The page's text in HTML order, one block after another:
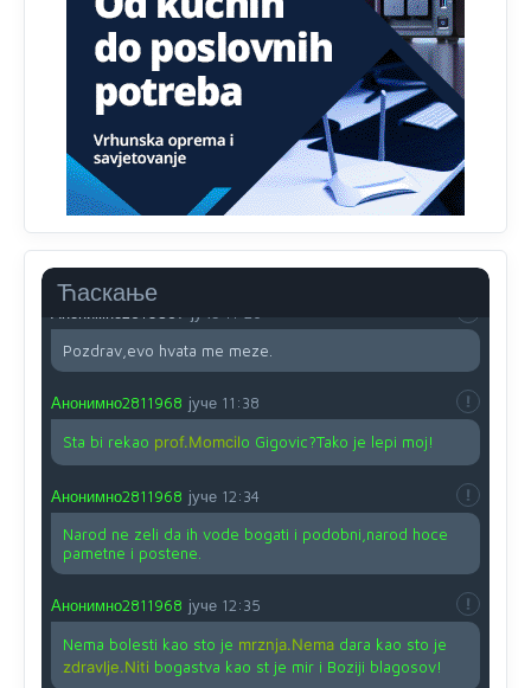
Ћаскање
Proguglajte
Анонимно2810587 јуче
O kako su cudni lvi ljudi,uzeli bi sve da mogu...a ja srce
svima fajem,radujem se tudjoj sreci.I ko ima i ko nema
na iso ce mjesto leci!
Анонимно2810587 јуче
11:24
Pozdrav,evo hvata me meze.
Анонимно2811968 јуче 11:38
Sta bi rekao prof.Momcilo Gigovic?Tako je lepi moj!
Анонимно2811968 јуче 12:34
Narod ne zeli da ih vode bogati i podobni,narod hoce
pametne i postene.
Анонимно2811968 јуче 12:35
Nema bolesti kao sto je mrznja.Nemadara kao sto je
zdravlje.Niti bogastva kao st je mir i Boziji blagosov!